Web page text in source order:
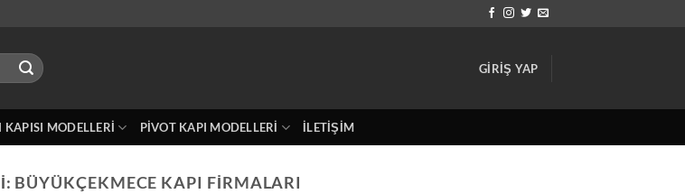
GIRIŞ YAP
KAPISI MODELLERI PIVOT KAPI MODELLERI İLETIŞIM
BÜYÜKÇEKMECE KAPI FIRMALARI